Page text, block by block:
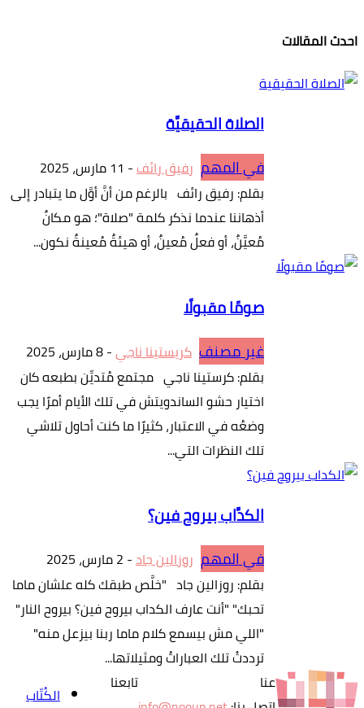
احدث المقالات
الصلاة الحقيقيَّة
في المهم رفيق رائف- 11 مارس، 2025
بقلم: رفيق رائف بالرغم من أنَّ أوَّل ما يتبادر إلى
أذهاننا عندما نذكر كلمة "صلاة"؛ هو مكانٌ
مُعيَّنٌ، أو فعلٌ مُعينٌ، أو هيئةٌ مُعينةٌ نكون...
صومًا مقبولًا
غير مصنف كريستينا ناجي-8 مارس، 2025
بقلم: كرستينا ناجي مجتمع مُتديِّن بطبعه كان
اختيار حشو الساندويتش في تلك الأيام أمرًا يجب
وضعُه في الاعتبار، كثيرًا ما كنت أحاول تلاشي
تلك النظرات التي...
الكدَّاب بيروح فين؟
في المهم روزالين جاد- 2 مارس، 2025
بقلم: روزالين جاد "خلَّص طبقك كله علشان ماما
تحبك" "أنت عارف الكداب بيروح فين؟ بيروح النار"
"اللي مش بيسمع كلام ماما ربنا بيزعل منه"
ترددتْ تلك العباراتُ ومثيلاتها...
عنا
تابعنا
الكُتّاب